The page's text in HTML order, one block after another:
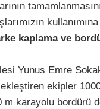
kaplama ve
Yunus Emre
ekipler
m karayolu bordürü